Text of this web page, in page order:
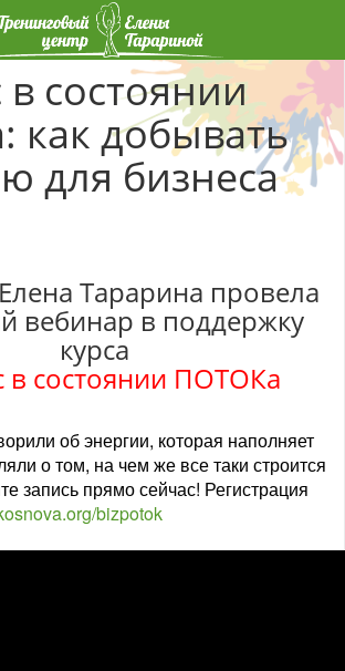
в состоянии
как добывать
для бизнеса
Тарарина провела
вебинар в поддержку
курса
в состоянии ПОТОКа
об энергии, которая наполняет
о том, на чем же все таки строится
запись прямо сейчас! Регистрация
bizpotok